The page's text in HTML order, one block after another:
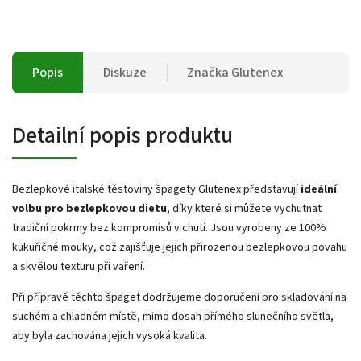
Popis Diskuze Značka Glutenex
Detailní popis produktu
Bezlepkové italské těstoviny špagety Glutenex představují ideální
volbu pro bezlepkovou dietu, díky které si můžete vychutnat
tradiční pokrmy bez kompromisů v chuti. Jsou vyrobeny ze 100%
kukuřičné mouky, což zajišťuje jejich přirozenou bezlepkovou povahu
a skvělou texturu při vaření.
Při přípravě těchto špaget dodržujeme doporučení pro skladování na
suchém a chladném místě, mimo dosah přímého slunečního světla,
aby byla zachována jejich vysoká kvalita.